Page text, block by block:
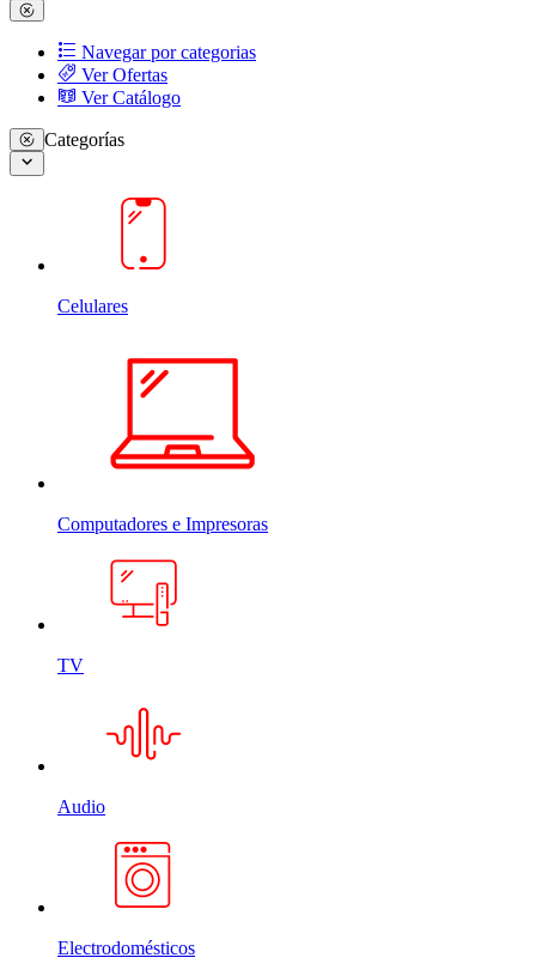
Navegar por categorias
Ver Ofertas
Ver Catálogo
Categorías
Celulares
Computadores e Impresoras
TV
Audio
Electrodomésticos